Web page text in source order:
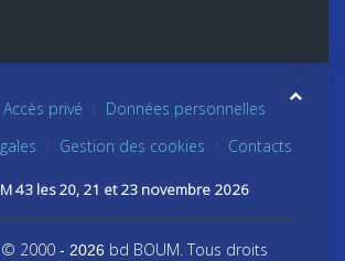
Accès privé
Données personnelles
Gestion des cookies Contacts
43 les 20, 21 et 23 novembre 2026
© 2000- 2026 bd BOUM. Tous droits